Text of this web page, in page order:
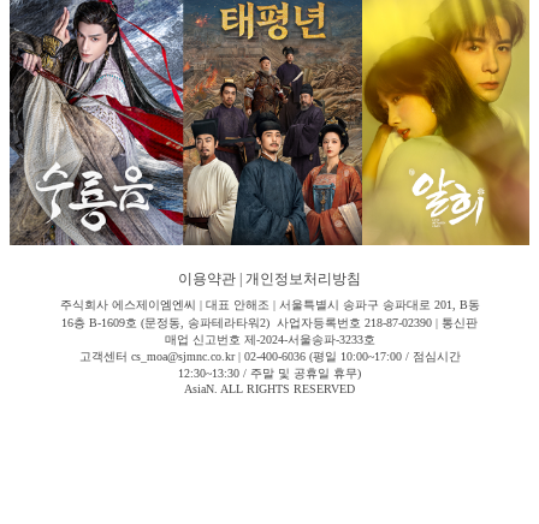
이용약관 개인정보처리방침
주식회사 에스제이엠엔씨 | 대표 안해조 | 서울특별시 송파구 송파대로 201, B동
16층 B-1609호 (문정동, 송파테라타워2) 사업자등록번호 218-87-02390 | 통신판
매업 신고번호 제-2024-서울송파-3233호
고객센터 cs_moa@sjmnc.co.kr | 02-400-6036 (평일 10:00~17:00 / 점심시간
12:30~13:30 / 주말 및 공휴일 휴무)
AsiaN. ALL RIGHTS RESERVED